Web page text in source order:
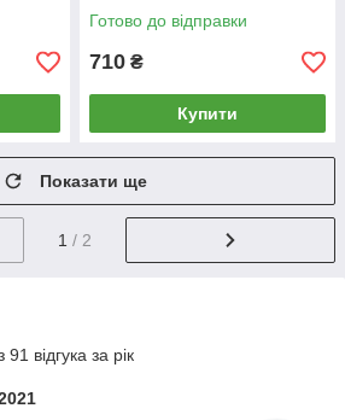
Silvia 1999-2002
Готово до відправки
710 ₴
Купити
Показати ще
1 / 2
відгука за рік